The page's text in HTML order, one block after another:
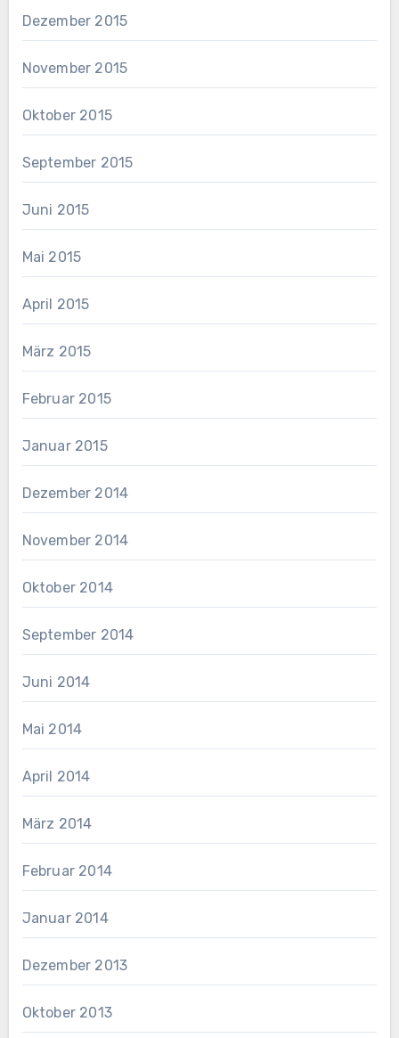
Dezember 2015
November 2015
Oktober 2015
September 2015
Juni 2015
Mai 2015
April 2015
März 2015
Februar 2015
Januar 2015
Dezember 2014
November 2014
Oktober 2014
September 2014
Juni 2014
Mai 2014
April 2014
März 2014
Februar 2014
Januar 2014
Dezember 2013
Oktober 2013